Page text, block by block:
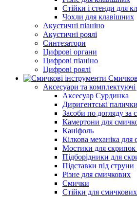
Стійки і стенди для
Чохли для клавішних
Акустичні піаніно
Акустичні роялі
Синтезатори
Цифрові органи
Цифрові піаніно
Цифрові роялі
Аксесуари та
Аксесуар Сурдинка
Диригентські палички
Засоби по догляду за
Камертони для
Каніфоль
Кілкова механіка для
Мостики для скрипок
Підборiдники для
Підставки під струни
Різне для смичкових
Смички
Стійки для смичкових